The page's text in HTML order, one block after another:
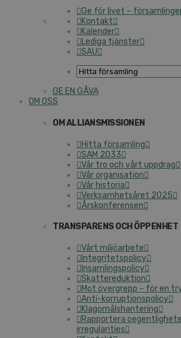
Ge för livet –
Kontakt
Kalender
Lediga tjänster
SAU
GE EN GÅVA
OM OSS
OM ALLIANSMISSIONEN
Hitta församling
SAM 2033
Vår tro och vårt uppdrag
Vår organisation
Vår historia
Verksamhetsåret 2025
Årskonferensen
TRANSPARENS OCH ÖPPENHET
Vårt miljöarbete
Integritetspolicy
Insamlingspolicy
Skattereduktion
Mot övergrepp – för en
Anti-korruptionspolicy
Klagomålshantering
Rapportera
irregularities